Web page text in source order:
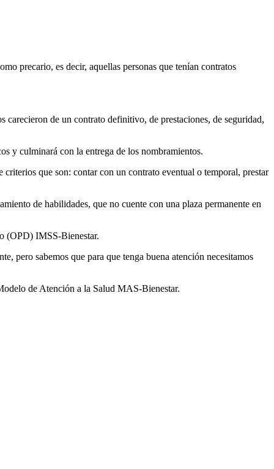
precario, es decir, aquellas personas que tenían contratos
carecieron de un contrato definitivo, de prestaciones, de seguridad,
y culminará con la entrega de los nombramientos.
criterios que son: contar con un contrato eventual o temporal, prestar
de habilidades, que no cuente con una plaza permanente en
(OPD) IMSS-Bienestar.
pero sabemos que para que tenga buena atención necesitamos
de Atención a la Salud MAS-Bienestar.